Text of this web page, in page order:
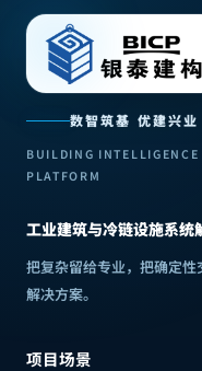
数智筑基 优建兴业
BUILDING INTELLIGENCE
PLATFORM
工业建筑与冷链设施系统
把复杂留给专业，把确定性
解决方案。
项目场景